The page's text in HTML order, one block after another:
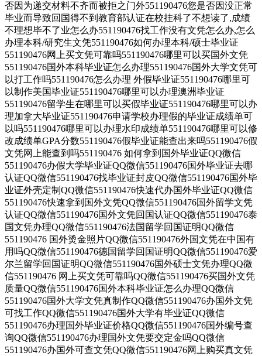
否因为递交材料不齐而被拒之门外551190476您是否因没正常
毕业而导致回国得不到教育部认证在校挂科了不想读了,成绩
不理想毕不了业怎么办551190476找工作没有文凭怎么办,怎么
办理本科/研究生文凭551190476如何办理本科/硕士毕业证
551190476网上买文凭可靠吗551190476哪里可以买国外文凭
551190476国外本科毕业证怎么办理551190476国外大学文凭可
以打工作吗551190476怎么办理 外假毕业证551190476哪里可
以制作美国毕业证551190476哪里可以办理澳洲毕业证
551190476留学生在哪里可以买假毕业证551190476哪里可以办
理加拿大毕业证551190476申请学校办理假的毕业证成绩单可
以吗551190476哪里可以办理水印成绩单551190476哪里可以修
改成绩单GPA分数551190476假毕业证能查出来吗551190476假
文凭网上能查到吗551190476 如何拿到国外毕业证QQ微信
551190476办假大学毕业证QQ微信551190476国外毕业证去哪
认证QQ微信551190476找毕业证封皮QQ微信551190476国外毕
业证外壳定制QQ微信551190476快速代办国外毕业证QQ微信
551190476快速拿到国外文凭QQ微信551190476国外留学文凭
认证QQ微信551190476国外文凭回国认证QQ微信551190476泰
国文凭办理QQ微信551190476法国留学回国证明QQ微信
551190476 国外烫金照片QQ微信551190476外国文凭在中国有
用吗QQ微信551190476德国留学回国证明QQ微信551190476爱
尔兰留学回国证明QQ微信551190476国外硕士文凭办理QQ微
信551190476 网上买文凭可靠吗QQ微信551190476买国外文凭
质量QQ微信551190476国外本科毕业证怎么办理QQ微信
551190476国外大学文凭真制作QQ微信551190476办国外文凭
可找工作QQ微信551190476国外大学有毕业证QQ微信
551190476办理国外毕业证价格QQ微信551190476国外编号查
询QQ微信551190476办理国外文凭要交定金吗QQ微信
551190476办国外可查文凭QQ微信551190476网上购买真文凭